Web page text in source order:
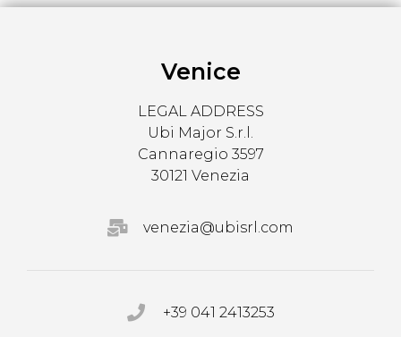
Venice
LEGAL ADDRESS
Ubi Major S.r.l.
Cannaregio 3597
30121 Venezia
venezia@ubisrl.com
+39 041 2413253